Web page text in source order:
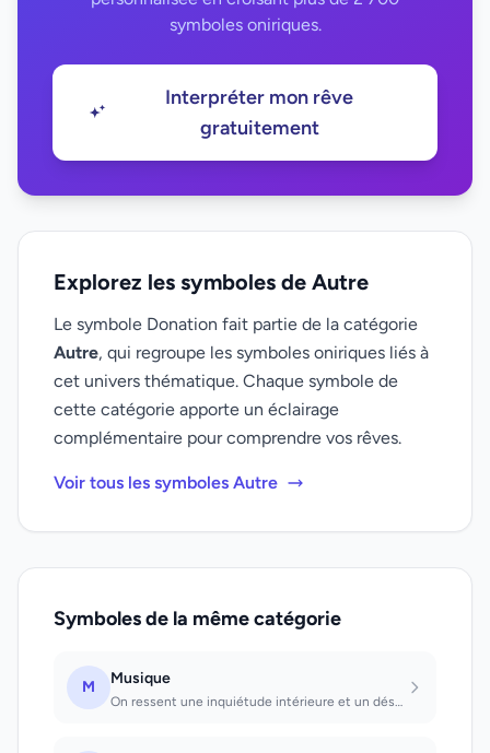
symboles oniriques.
Interpréter mon rêve
gratuitement
Explorez les symboles de Autre
Le symbole Donation fait partie de la catégorie
Autre, qui regroupe les symboles oniriques liés à
cet univers thématique. Chaque symbole de
cette catégorie apporte un éclairage
complémentaire pour comprendre vos rêves.
Voir tous les symboles Autre
Symboles de la même catégorie
M Musique
On ressent une inquiétude intérieure et un déséquilibre psychique et on s'efforc...